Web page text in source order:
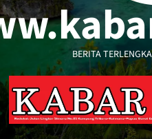
BERITA